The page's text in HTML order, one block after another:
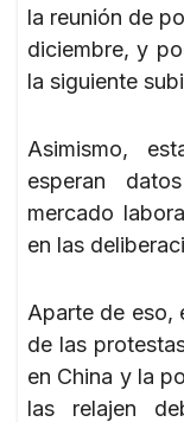
la reunión de
diciembre, y
la siguiente
Asimismo,
esperan
mercado
en las
Aparte de eso,
de las
en China y la
las relajen